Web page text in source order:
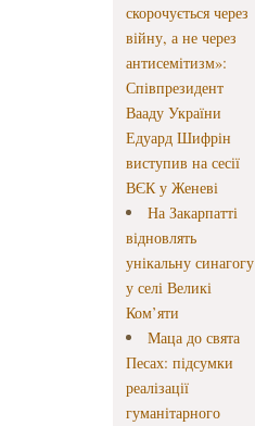
скорочується через
війну, а не через
антисемітизм»:
Співпрезидент
Вааду України
Едуард Шифрін
виступив на сесії
ВЄК у Женеві
На Закарпатті
відновлять
унікальну синагогу
у селі Великі
Ком’яти
Маца до свята
Песах: підсумки
реалізації
гуманітарного